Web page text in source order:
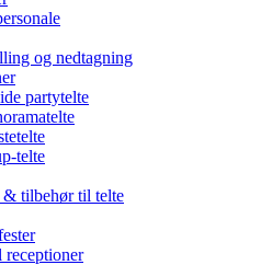
og nedtagning
partytelte
telte
tilbehør til telte